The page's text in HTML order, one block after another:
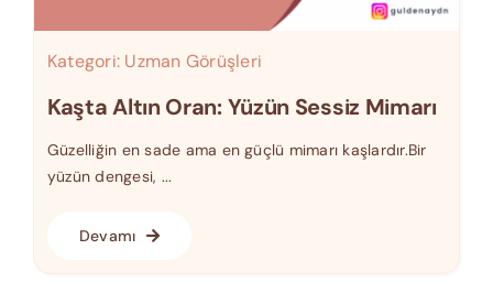
Kategori: Uzman Görüşleri
Kaşta Altın Oran: Yüzün Sessiz Mimarı
Güzelliğin en sade ama en güçlü mimarı kaşlardır.Bir
yüzün dengesi, ...
Devamı